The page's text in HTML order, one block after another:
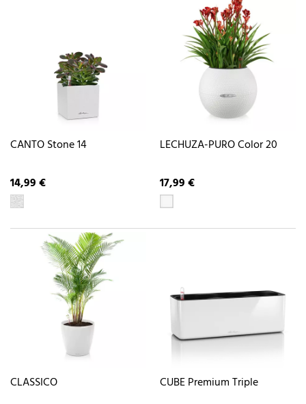
CANTO Stone 14
14,99 €
LECHUZA-PURO Color 20
17,99 €
CLASSICO CUBE Premium Triple